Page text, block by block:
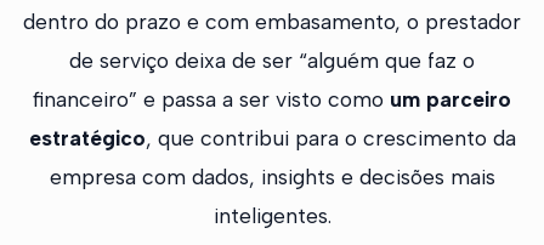
dentro do prazo e com embasamento, o prestador
de serviço deixa de ser “alguém que faz o
financeiro” e passa a ser visto como um parceiro
estratégico, que contribui para o crescimento da
empresa com dados, insights e decisões mais
inteligentes.